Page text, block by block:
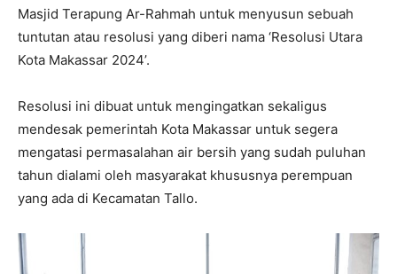
Masjid Terapung Ar-Rahmah untuk menyusun sebuah
tuntutan atau resolusi yang diberi nama ‘Resolusi Utara
Kota Makassar 2024’.
Resolusi ini dibuat untuk mengingatkan sekaligus
mendesak pemerintah Kota Makassar untuk segera
mengatasi permasalahan air bersih yang sudah puluhan
tahun dialami oleh masyarakat khususnya perempuan
yang ada di Kecamatan Tallo.